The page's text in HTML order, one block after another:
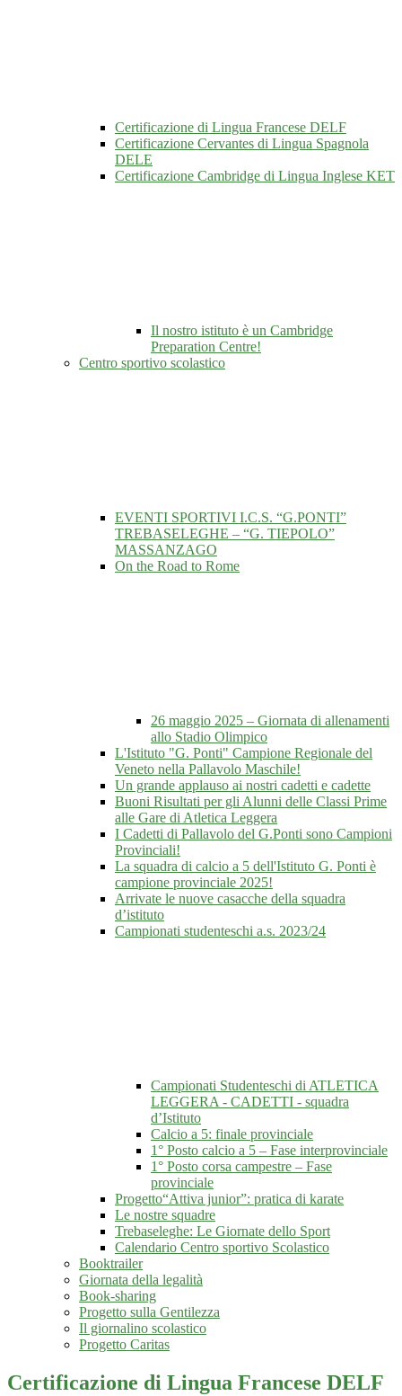
Certificazione di Lingua Francese DELF
Certificazione Cervantes di Lingua Spagnola
DELE
Certificazione Cambridge di Lingua Inglese KET
Il nostro istituto è un Cambridge
Preparation Centre!
Centro sportivo scolastico
EVENTI SPORTIVI I.C.S. “G.PONTI”
TREBASELEGHE – “G. TIEPOLO”
MASSANZAGO
On the Road to Rome
26 maggio 2025 – Giornata di allenamenti
allo Stadio Olimpico
L'Istituto "G. Ponti" Campione Regionale del
Veneto nella Pallavolo Maschile!
Un grande applauso ai nostri cadetti e cadette
Buoni Risultati per gli Alunni delle Classi Prime
alle Gare di Atletica Leggera
I Cadetti di Pallavolo del G.Ponti sono Campioni
Provinciali!
La squadra di calcio a 5 dell'Istituto G. Ponti è
campione provinciale 2025!
Arrivate le nuove casacche della squadra
d’istituto
Campionati studenteschi a.s. 2023/24
Campionati Studenteschi di ATLETICA
LEGGERA - CADETTI - squadra
d’Istituto
Calcio a 5: finale provinciale
1° Posto calcio a 5 – Fase interprovinciale
1° Posto corsa campestre – Fase
provinciale
Progetto“Attiva junior”: pratica di karate
Le nostre squadre
Trebaseleghe: Le Giornate dello Sport
Calendario Centro sportivo Scolastico
Booktrailer
Giornata della legalità
Book-sharing
Progetto sulla Gentilezza
Il giornalino scolastico
Progetto Caritas
Certificazione di Lingua Francese DELF